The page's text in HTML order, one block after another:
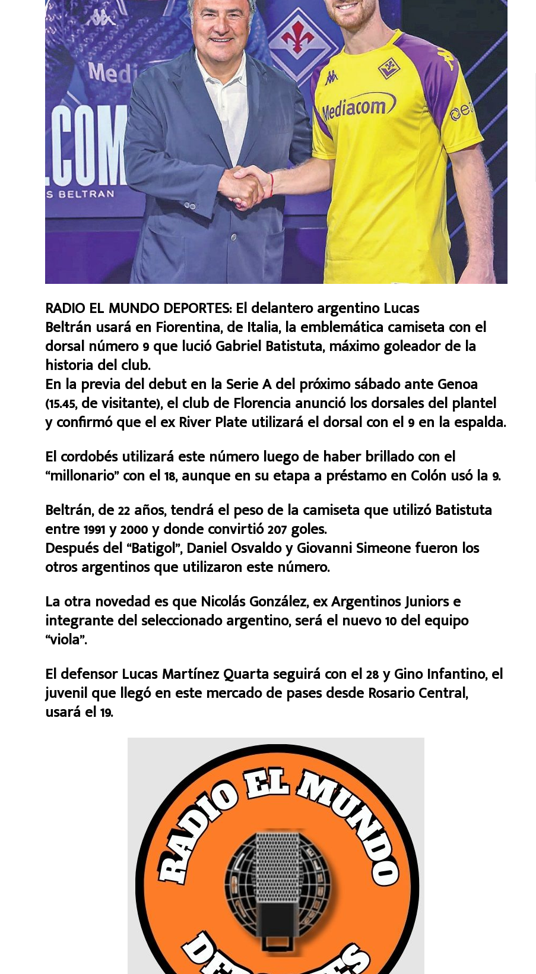
RADIO EL MUNDO DEPORTES: El delantero argentino Lucas
Beltrán usará en Fiorentina, de Italia, la emblemática camiseta con el
dorsal número 9 que lució Gabriel Batistuta, máximo goleador de la
historia del club.
En la previa del debut en la Serie A del próximo sábado ante Genoa
(15.45, de visitante), el club de Florencia anunció los dorsales del plantel
y confirmó que el ex River Plate utilizará el dorsal con el 9 en la espalda.
El cordobés utilizará este número luego de haber brillado con el
“millonario” con el 18, aunque en su etapa a préstamo en Colón usó la 9.
Beltrán, de 22 años, tendrá el peso de la camiseta que utilizó Batistuta
entre 1991 y 2000 y donde convirtió 207 goles.
Después del “Batigol”, Daniel Osvaldo y Giovanni Simeone fueron los
otros argentinos que utilizaron este número.
La otra novedad es que Nicolás González, ex Argentinos Juniors e
integrante del seleccionado argentino, será el nuevo 10 del equipo
“viola”.
El defensor Lucas Martínez Quarta seguirá con el 28 y Gino Infantino, el
juvenil que llegó en este mercado de pases desde Rosario Central,
usará el 19.